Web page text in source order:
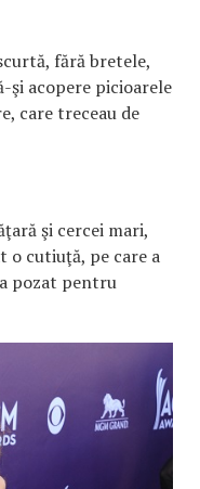
fără bretele,
şi acopere picioarele
care treceau de
şi cercei mari,
o cutiuţă, pe care a
pozat pentru